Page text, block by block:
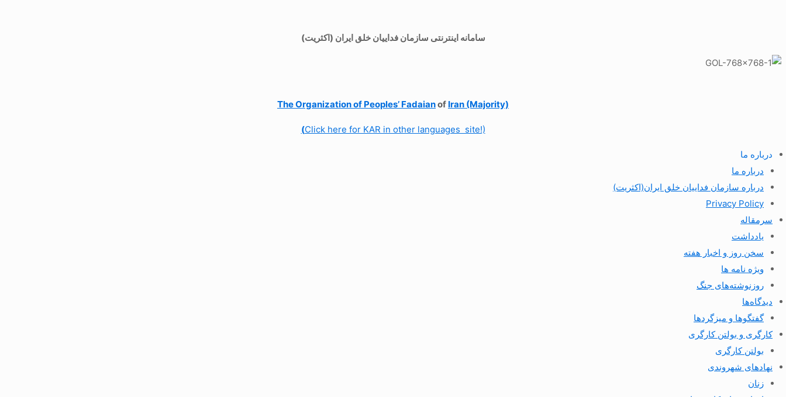
سامانه اینترنتی سازمان فداییان خلق ایران (اکثریت)
The Organization of Peoples’ Fadaianof Iran (Majority)
(Click here for KAR in other languages site!)
درباره ما
درباره ما
درباره سازمان فداییان خلق ایران(اکثریت)
Privacy Policy
سرمقاله
یادداشت
سخن روز و اخبار هفته
ویژه نامه ها
روزنوشته‌های جنگ
دیدگاه‌ها
گفتگوها و میزگردها
کارگری و بولتن کارگری
بولتن کارگری
نهادهای شهروندی
زنان